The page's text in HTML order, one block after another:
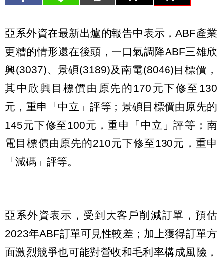
亞系外資在最新出爐的報告中表示，ABF產業
更糟的情形還在後頭，一口氣調降ABF三雄欣
興(3037)、景碩(3189)及南電(8046)目標價，
其中欣興目標價由原先的170元下修至130
元，重申「中立」評等；景碩目標價由原先的
145元下修至100元，重申「中立」評等；南
電目標價由原先的210元下修至130元，重申
「減碼」評等。
亞系外資表示，受到大客戶削減訂單，預估
2023年ABF訂單可見性較差；加上獲得訂單方
面激烈競爭也可能對營收和毛利率構成風險，